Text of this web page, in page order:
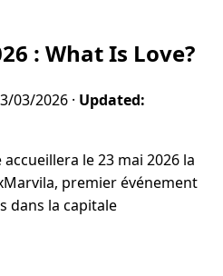
: What Is Love?
03/2026 · Updated:
accueillera le 23 mai 2026 la
premier événement
dans la capitale